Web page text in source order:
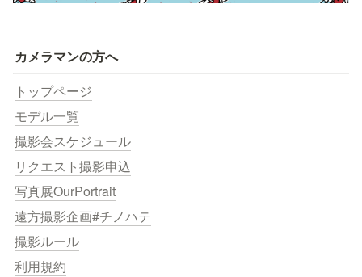
カメラマンの方へ
トップページ
モデル一覧
撮影会スケジュール
リクエスト撮影申込
写真展OurPortrait
遠方撮影企画#チノハテ
撮影ルール
利用規約